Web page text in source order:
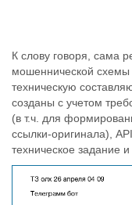
К слову говоря, сама
мошеннической схемы
техническую
созданы с учетом
(в т.ч. для
ссылки-оригинала),
техническое задание